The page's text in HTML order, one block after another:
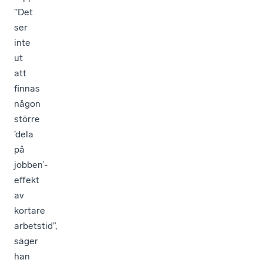
”Det
ser
inte
ut
att
finnas
någon
större
’dela
på
jobben’-
effekt
av
kortare
arbetstid”,
säger
han